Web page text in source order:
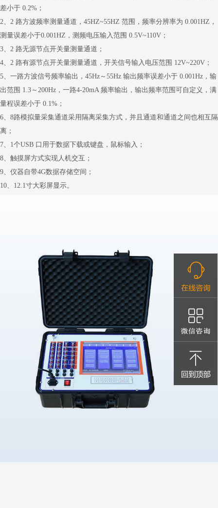
差小于 0.2%；
2、2 路方波频率测量通道，45HZ~55HZ 范围，频率分辨率为 0.001HZ，
测量误差小于0.001HZ，测频电压输入范围 0.5V~110V；
3、2 路无源节点开关量测量通道；
4、2 路有源节点开关量测量通道，开关信号输入电压范围 12V~220V；
5、一路方波信号频率输出，45Hz～55Hz 输出频率误差小于 0.001Hz，输
出范围 1.3～200Hz，一路4-20mA 频率输出，输出频率范围可自定义，满
量程误差小于 0.1%；
6、8路模拟量采集通道采用隔离采集方式，并且通道和通道之间也相互隔
离；
7、1个USB 口用于数据下载或键盘，鼠标输入；
8、触摸屏方式实现人机交互；
9、仪器自带4G数据存储空间；
10、12.1寸大彩屏显示。